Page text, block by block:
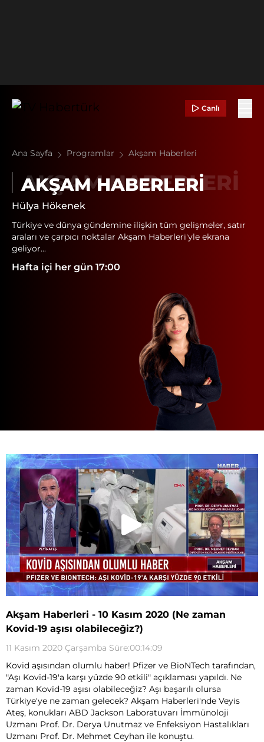
Canlı
Ana Sayfa Programlar Akşam Haberleri
AKŞAM HABERLERI
Hülya Hökenek
Türkiye ve dünya gündemine ilişkin tüm gelişmeler, satır
araları ve çarpıcı noktalar Akşam Haberleri'yle ekrana
geliyor...
Hafta içi her gün 17:00
Akşam Haberleri - 10 Kasım 2020 (Ne zaman
Kovid-19 aşısı olabileceğiz?)
11 Kasım 2020 Çarşamba Süre:00:14:09
Kovid aşısından olumlu haber! Pfizer ve BioNTech tarafından,
"Aşı Kovid-19'a karşı yüzde 90 etkili" açıklaması yapıldı. Ne
zaman Kovid-19 aşısı olabileceğiz? Aşı başarılı olursa
Türkiye'ye ne zaman gelecek? Akşam Haberleri'nde Veyis
Ateş, konukları ABD Jackson Laboratuvarı İmmünoloji
Uzmanı Prof. Dr. Derya Unutmaz ve Enfeksiyon Hastalıkları
Uzmanı Prof. Dr. Mehmet Ceyhan ile konuştu.